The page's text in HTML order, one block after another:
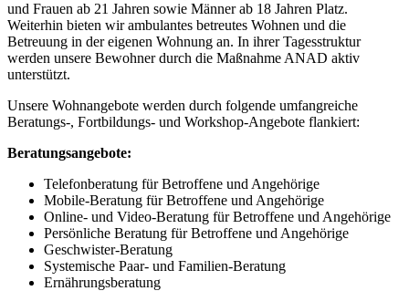
und Frauen ab 21 Jahren sowie Männer ab 18 Jahren Platz.
Weiterhin bieten wir ambulantes betreutes Wohnen und die
Betreuung in der eigenen Wohnung an. In ihrer Tagesstruktur
werden unsere Bewohner durch die Maßnahme ANAD aktiv
unterstützt.
Unsere Wohnangebote werden durch folgende umfangreiche
Beratungs-, Fortbildungs- und Workshop-Angebote flankiert:
Beratungsangebote:
Telefonberatung für Betroffene und Angehörige
Mobile-Beratung für Betroffene und Angehörige
Online- und Video-Beratung für Betroffene und Angehörige
Persönliche Beratung für Betroffene und Angehörige
Geschwister-Beratung
Systemische Paar- und Familien-Beratung
Ernährungsberatung